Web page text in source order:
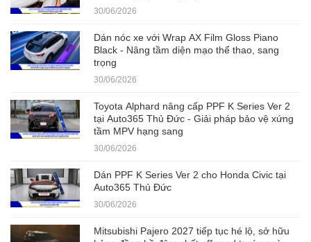
30/06/2026
Dán nóc xe với Wrap AX Film Gloss Piano
Black - Nâng tầm diện mạo thể thao, sang
trọng
30/06/2026
Toyota Alphard nâng cấp PPF K Series Ver 2
tại Auto365 Thủ Đức - Giải pháp bảo vệ xứng
tầm MPV hạng sang
30/06/2026
Dán PPF K Series Ver 2 cho Honda Civic tại
Auto365 Thủ Đức
30/06/2026
Mitsubishi Pajero 2027 tiếp tục hé lộ, sở hữu